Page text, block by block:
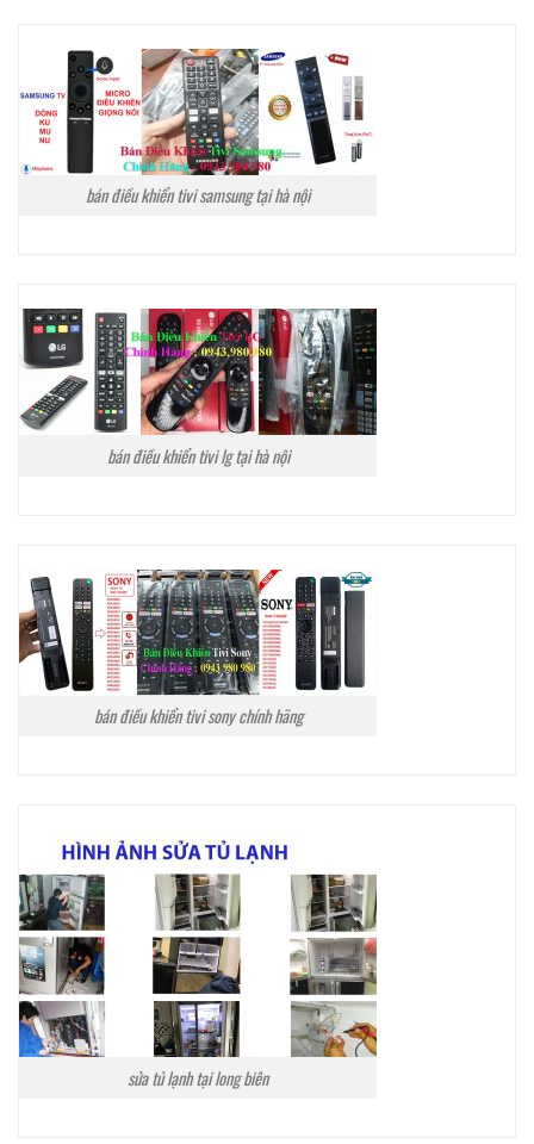
bán điều khiển tivi samsung tại hà nội
bán điều khiển tivi lg tại hà nội
bán điều khiển tivi sony chính hãng
sửa tủ lạnh tại long biên